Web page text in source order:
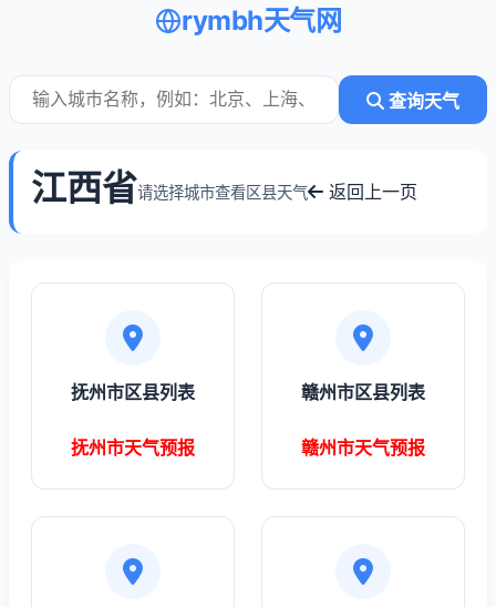
rymbh天气网
查询天气
江西省请选择城市查看区县天气 返回上一页
抚州市区县列表
抚州市天气预报
赣州市区县列表
赣州市天气预报